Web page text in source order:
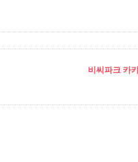
비씨파크 카